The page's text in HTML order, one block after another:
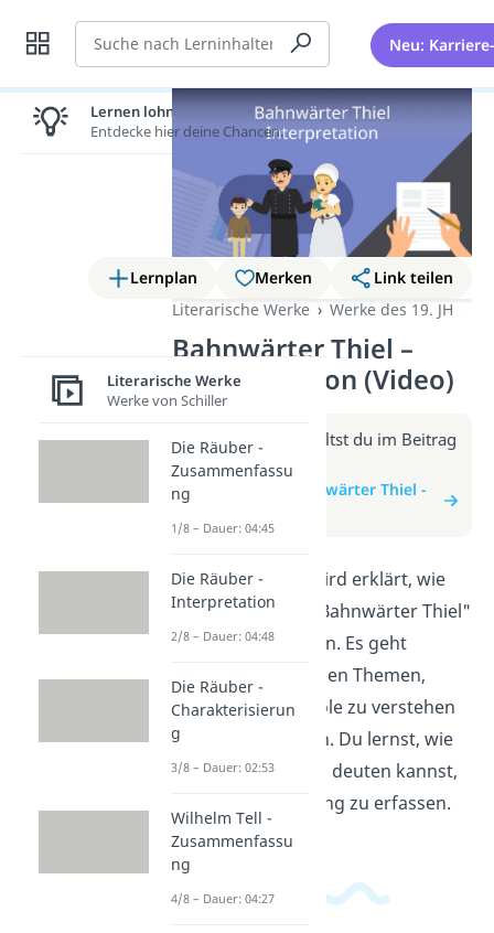
Suche Neu:
Lernplan Merken
Link teilen
Literarische Werke
Werke des 19. JH
Bahnwärter Thiel –
Interpretation (Video)
Weitere Infos erhältst du im Beitrag
zum Video
zum Beitrag: Bahnwärter Thiel -
In diesem Video wird erklärt, wie
man die Novelle "Bahnwärter Thiel"
interpretieren kann. Es geht
darum, die wichtigen Themen,
Motive und Symbole zu verstehen
und zu analysieren. Du lernst, wie
du den Text richtig deuten kannst,
um seine Bedeutung zu erfassen.
Lernen lohnt sich!
Entdecke hier deine Chancen.
Literarische Werke
Werke von Schiller
Die Räuber -
Zusammenfassu
ng
1/8 – Dauer: 04:45
Die Räuber -
Interpretation
2/8 – Dauer: 04:48
Die Räuber -
Charakterisierun
g
3/8 – Dauer: 02:53
Wilhelm Tell -
Zusammenfassu
ng
4/8 – Dauer: 04:27